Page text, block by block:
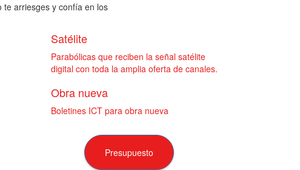
te arriesges y confía en los
Satélite
Parabólicas que reciben la señal satélite
digital con toda la amplia oferta de canales.
Obra nueva
Boletines ICT para obra nueva
Presupuesto